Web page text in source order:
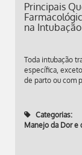
Principais
na Intubação
Toda intubação
específica,
de parto ou com
Categorias:
Manejo da Dor e